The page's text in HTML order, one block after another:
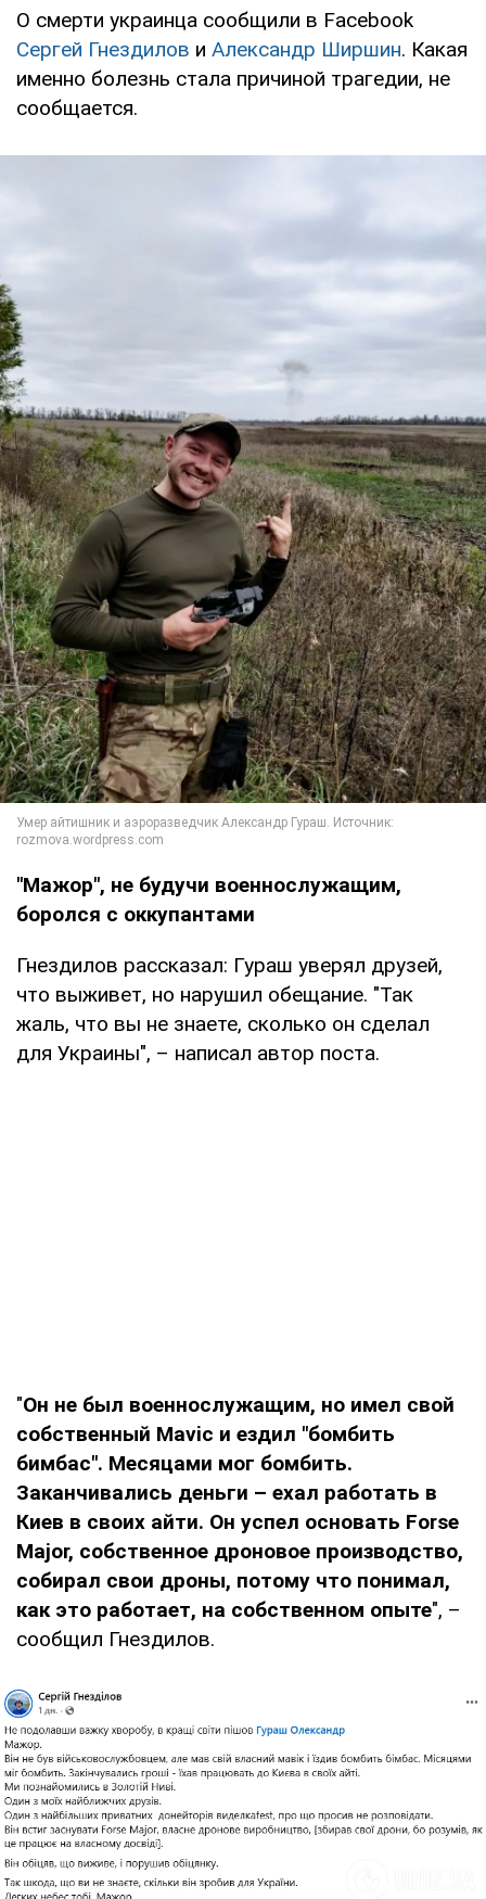
О смерти украинца сообщили в Facebook
Сергей Гнездилов и Александр Ширшин. Какая
именно болезнь стала причиной трагедии, не
сообщается.
"Мажор", не будучи военнослужащим,
боролся с оккупантами
Гнездилов рассказал: Гураш уверял друзей,
что выживет, но нарушил обещание. "Так
жаль, что вы не знаете, сколько он сделал
для Украины", – написал автор поста.
"Он не был военнослужащим, но имел свой
собственный Mavic и ездил "бомбить
бимбас". Месяцами мог бомбить.
Заканчивались деньги – ехал работать в
Киев в своих айти. Он успел основать Forse
Major, собственное дроновое производство,
собирал свои дроны, потому что понимал,
как это работает, на собственном опыте", –
сообщил Гнездилов.